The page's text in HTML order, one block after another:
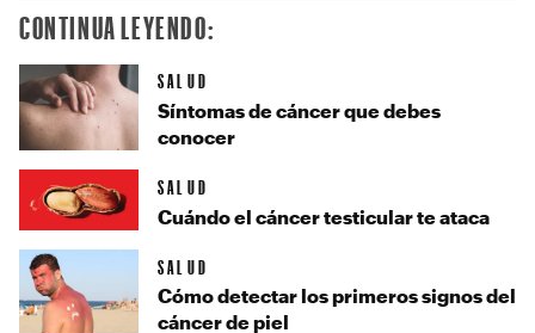
CONTINUA LEYENDO:
SALUD
Síntomas de cáncer que debes
conocer
SALUD
Cuándo el cáncer testicular te ataca
SALUD
Cómo detectar los primeros signos del
cáncer de piel